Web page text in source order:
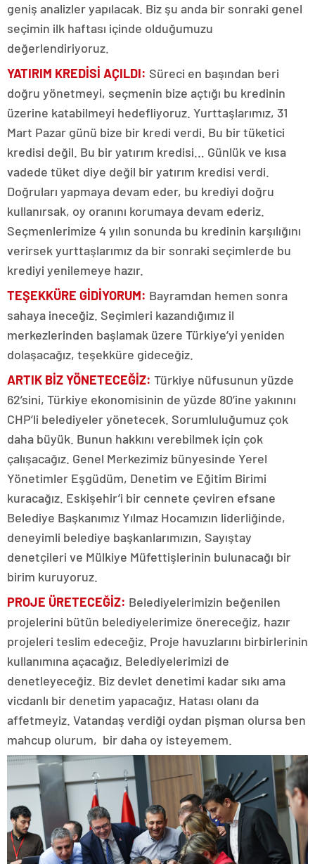
geniş analizler yapılacak. Biz şu anda bir sonraki genel
seçimin ilk haftası içinde olduğumuzu
değerlendiriyoruz.
YATIRIM KREDİSİ AÇILDI: Süreci en başından beri
doğru yönetmeyi, seçmenin bize açtığı bu kredinin
üzerine katabilmeyi hedefliyoruz. Yurttaşlarımız, 31
Mart Pazar günü bize bir kredi verdi. Bu bir tüketici
kredisi değil. Bu bir yatırım kredisi… Günlük ve kısa
vadede tüket diye değil bir yatırım kredisi verdi.
Doğruları yapmaya devam eder, bu krediyi doğru
kullanırsak, oy oranını korumaya devam ederiz.
Seçmenlerimize 4 yılın sonunda bu kredinin karşılığını
verirsek yurttaşlarımız da bir sonraki seçimlerde bu
krediyi yenilemeye hazır.
TEŞEKKÜRE GİDİYORUM: Bayramdan hemen sonra
sahaya ineceğiz. Seçimleri kazandığımız il
merkezlerinden başlamak üzere Türkiye’yi yeniden
dolaşacağız, teşekküre gideceğiz.
ARTIK BİZ YÖNETECEĞİZ: Türkiye nüfusunun yüzde
62’sini, Türkiye ekonomisinin de yüzde 80’ine yakınını
CHP’li belediyeler yönetecek. Sorumluluğumuz çok
daha büyük. Bunun hakkını verebilmek için çok
çalışacağız. Genel Merkezimiz bünyesinde Yerel
Yönetimler Eşgüdüm, Denetim ve Eğitim Birimi
kuracağız. Eskişehir’i bir cennete çeviren efsane
Belediye Başkanımız Yılmaz Hocamızın liderliğinde,
deneyimli belediye başkanlarımızın, Sayıştay
denetçileri ve Mülkiye Müfettişlerinin bulunacağı bir
birim kuruyoruz.
PROJE ÜRETECEĞİZ: Belediyelerimizin beğenilen
projelerini bütün belediyelerimize önereceğiz, hazır
projeleri teslim edeceğiz. Proje havuzlarını birbirlerinin
kullanımına açacağız. Belediyelerimizi de
denetleyeceğiz. Biz devlet denetimi kadar sıkı ama
vicdanlı bir denetim yapacağız. Hatası olanı da
affetmeyiz. Vatandaş verdiği oydan pişman olursa ben
mahcup olurum, bir daha oy isteyemem.